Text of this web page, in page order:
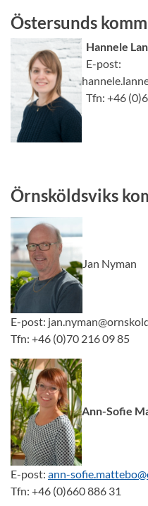
Östersunds
Hannele
E-post:
Tfn: +46
Örnsköldsviks
Jan Nyman
E-post:
Tfn: +46 (0)70 216 09 85
Ann-Sofie
E-post: ann-
Tfn: +46 (0)660 886 31